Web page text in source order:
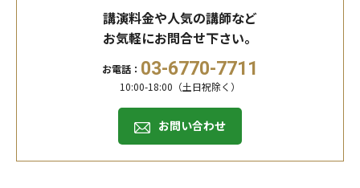
講演料金や人気の講師など
お気軽にお問合せ下さい。
お電話： 03-6770-7711
10:00-18:00（土日祝除く）
お問い合わせ